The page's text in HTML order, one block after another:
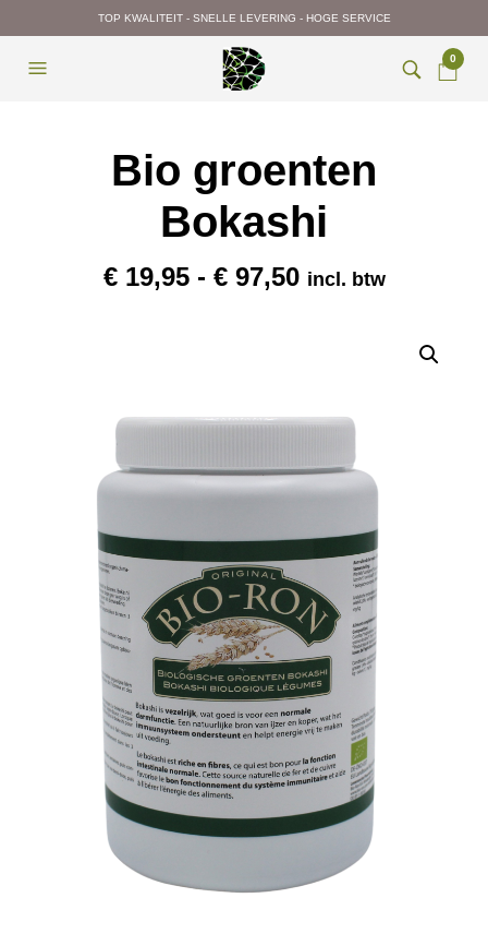
TOP KWALITEIT - SNELLE LEVERING - HOGE SERVICE
0
Bio groenten
Bokashi
€19,95 - €97,50Prijsklasse:
incl. btw